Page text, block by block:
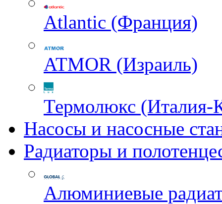
Atlantic (Франция)
ATMOR (Израиль)
Термолюкс (Италия-
Насосы и насосные
Радиаторы и
Алюминиевые